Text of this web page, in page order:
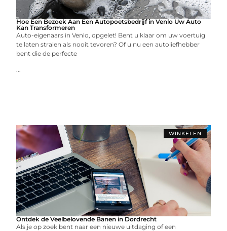
Hoe Een Bezoek Aan Een Autopoetsbedrijf in Venlo Uw Auto
Kan Transformeren
Auto-eigenaars in Venlo, opgelet! Bent u klaar om uw voertuig
te laten stralen als nooit tevoren? Of u nu een autoliefhebber
bent die de perfecte
...
WINKELEN
Ontdek de Veelbelovende Banen in Dordrecht
Als je op zoek bent naar een nieuwe uitdaging of een